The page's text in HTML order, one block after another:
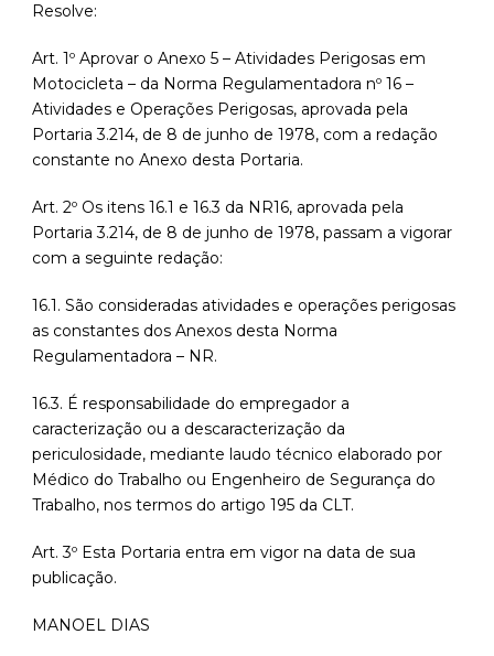
Resolve:
Art. 1º Aprovar o Anexo 5 – Atividades Perigosas em
Motocicleta – da Norma Regulamentadora nº 16 –
Atividades e Operações Perigosas, aprovada pela
Portaria 3.214, de 8 de junho de 1978, com a redação
constante no Anexo desta Portaria.
Art. 2º Os itens 16.1 e 16.3 da NR16, aprovada pela
Portaria 3.214, de 8 de junho de 1978, passam a vigorar
com a seguinte redação:
16.1. São consideradas atividades e operações perigosas
as constantes dos Anexos desta Norma
Regulamentadora – NR.
16.3. É responsabilidade do empregador a
caracterização ou a descaracterização da
periculosidade, mediante laudo técnico elaborado por
Médico do Trabalho ou Engenheiro de Segurança do
Trabalho, nos termos do artigo 195 da CLT.
Art. 3º Esta Portaria entra em vigor na data de sua
publicação.
MANOEL DIAS